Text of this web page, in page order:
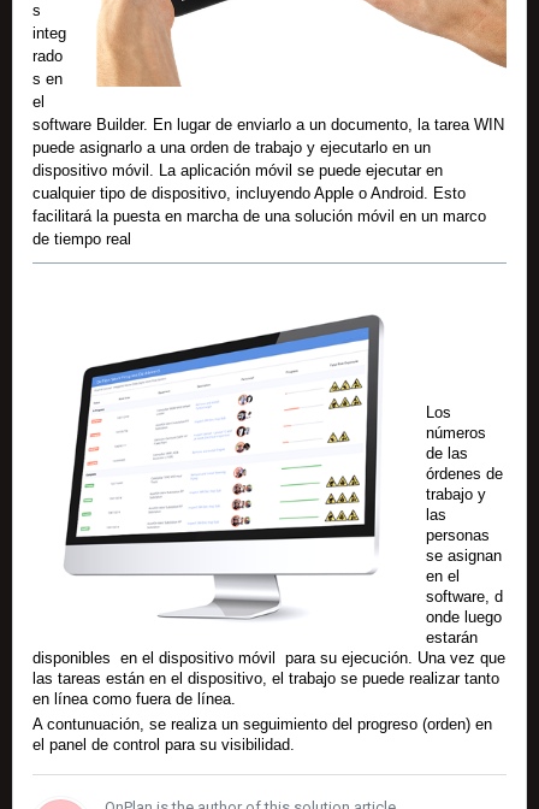
s
integ
rado
s en
el
software Builder. En lugar de enviarlo a un documento, la tarea WIN
puede asignarlo a una orden de trabajo y ejecutarlo en un
dispositivo móvil. La aplicación móvil se puede ejecutar en
cualquier tipo de dispositivo, incluyendo Apple o Android. Esto
facilitará la puesta en marcha de una solución móvil en un marco
de tiempo real
Los
números
de las
órdenes de
trabajo y
las
personas
se asignan
en el
software, d
onde luego
estarán
disponibles en el dispositivo móvil para su ejecución. Una vez que
las tareas están en el dispositivo, el trabajo se puede realizar tanto
en línea como fuera de línea.
A contunuación, se realiza un seguimiento del progreso (orden) en
el panel de control para su visibilidad.